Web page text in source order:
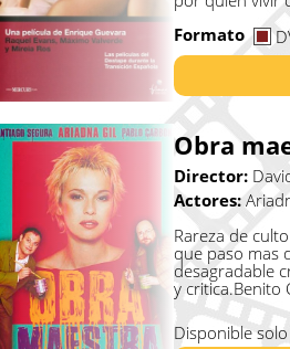
Formato
Obra
Director:
Actores:
Rareza de
que paso mas
desagradable
y critica.Benito
Disponible